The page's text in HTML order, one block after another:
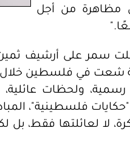
مظاهرة من أجل
شعت في فلسطين خلال
ولحظات
فلسطينية"،
لا لعائلتها فقط،